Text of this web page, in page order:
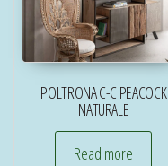
POLTRONA C-C PEACOCK
NATURALE
Read more